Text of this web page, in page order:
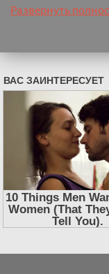
Слушать
онлайн бесплатно
Развернуть